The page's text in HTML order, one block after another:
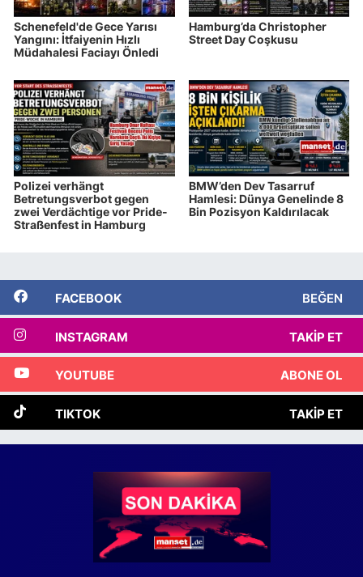
Schenefeld'de Gece Yarısı
Yangını: İtfaiyenin Hızlı
Müdahalesi Faciayı Önledi
Hamburg’da Christopher
Street Day Coşkusu
Polizei verhängt
Betretungsverbot gegen
zwei Verdächtige vor Pride-
Straßenfest in Hamburg
BMW’den Dev Tasarruf
Hamlesi: Dünya Genelinde 8
Bin Pozisyon Kaldırılacak
FACEBOOK BEĞEN
INSTAGRAM TAKIP ET
YOUTUBE ABONE OL
TIKTOK TAKIP ET